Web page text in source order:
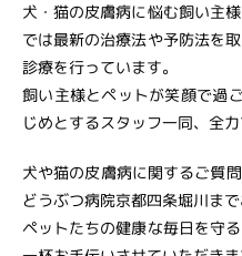
犬・猫の皮膚病に悩む飼い主
では最新の治療法や予防法を
診療を行っています。
飼い主様とペットが笑顔で過
じめとするスタッフ一同、全
犬や猫の皮膚病に関するご質
どうぶつ病院京都四条堀川まで
ペットたちの健康な毎日を守